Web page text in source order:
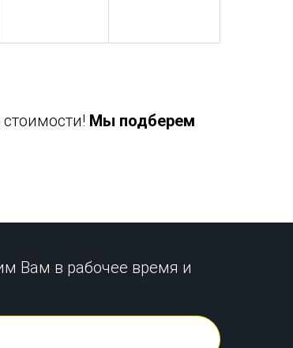
Мы подберем
Вам в рабочее время и